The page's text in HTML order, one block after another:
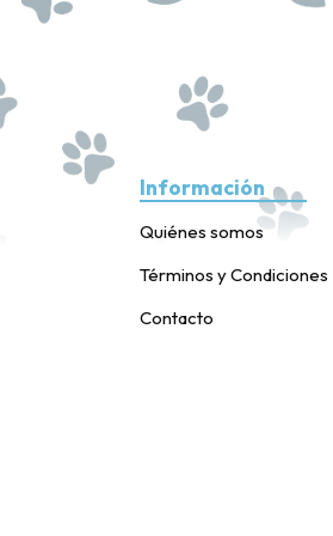
Información
Quiénes somos
Términos y Condiciones
Contacto